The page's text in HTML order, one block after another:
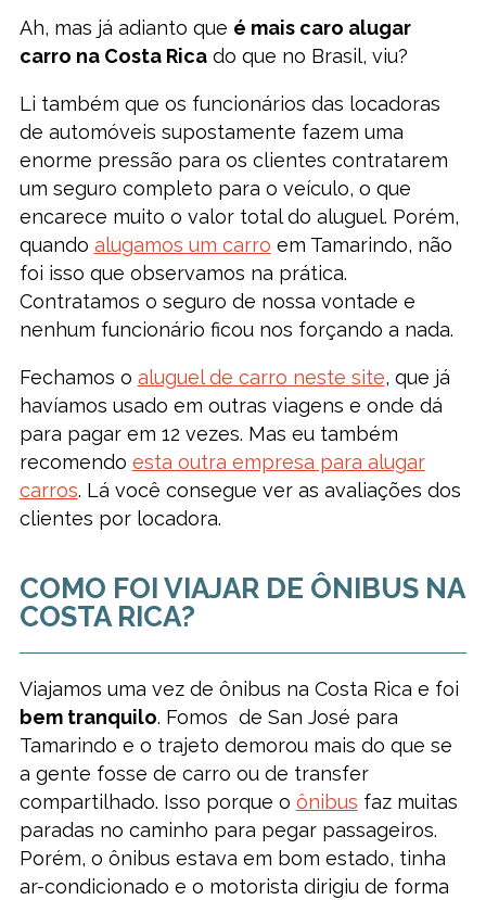
Ah, mas já adianto que é mais caro alugar
carro na Costa Ricado que no Brasil, viu?
Li também que os funcionários das locadoras
de automóveis supostamente fazem uma
enorme pressão para os clientes contratarem
um seguro completo para o veículo, o que
encarece muito o valor total do aluguel. Porém,
quando alugamos um carro em Tamarindo, não
foi isso que observamos na prática.
Contratamos o seguro de nossa vontade e
nenhum funcionário ficou nos forçando a nada.
Fechamos o aluguel de carro neste site, que já
havíamos usado em outras viagens e onde dá
para pagar em 12 vezes. Mas eu também
recomendo esta outra empresa para alugar
carros. Lá você consegue ver as avaliações dos
clientes por locadora.
COMO FOI VIAJAR DE ÔNIBUS NA
COSTA RICA?
Viajamos uma vez de ônibus na Costa Rica e foi
bem tranquilo. Fomos de San José para
Tamarindo e o trajeto demorou mais do que se
a gente fosse de carro ou de transfer
compartilhado. Isso porque o ônibus faz muitas
paradas no caminho para pegar passageiros.
Porém, o ônibus estava em bom estado, tinha
ar-condicionado e o motorista dirigiu de forma